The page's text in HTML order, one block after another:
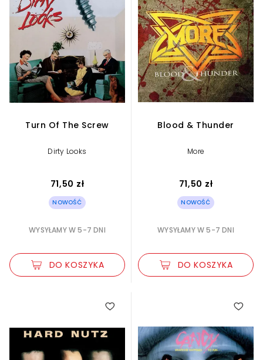
Turn Of The Screw
Dirty Looks
71,50 zł
NOWOŚĆ
WYSYŁAMY W 5-7 DNI
DO KOSZYKA
Blood & Thunder
More
71,50 zł
NOWOŚĆ
WYSYŁAMY W 5-7 DNI
DO KOSZYKA